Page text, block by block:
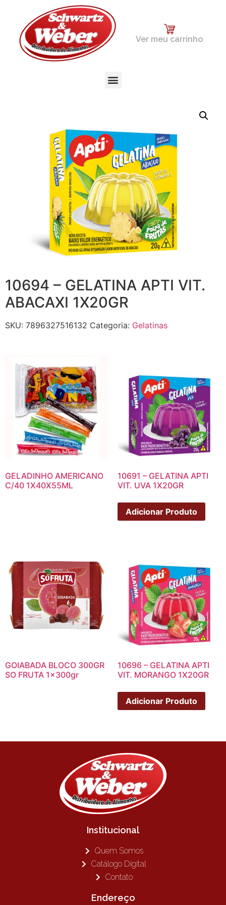
Ver meu carrinho
10694 – GELATINA APTI VIT.
ABACAXI 1X20GR
SKU: 7896327516132 Categoria: Gelatinas
GELADINHO AMERICANO
C/40 1X40X55ML
10691 – GELATINA APTI
VIT. UVA 1X20GR
Adicionar Produto
GOIABADA BLOCO 300GR
SO FRUTA 1x300gr
10696 – GELATINA APTI
VIT. MORANGO 1X20GR
Adicionar Produto
Institucional
Quem Somos
Catálogo Digital
Contato
Endereço